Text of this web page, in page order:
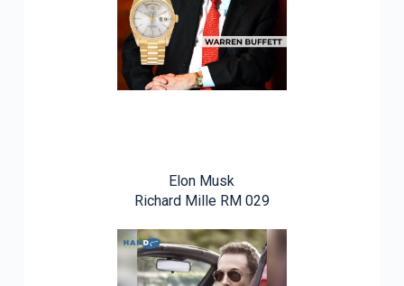
Elon Musk
Richard Mille RM 029